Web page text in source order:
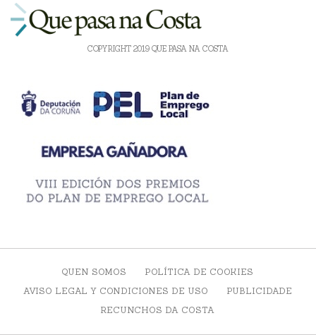
COPYRIGHT 2019 QUE PASA NA COSTA
QUEN SOMOS
POLÍTICA DE COOKIES
AVISO LEGAL Y CONDICIONES DE USO
PUBLICIDADE
RECUNCHOS DA COSTA